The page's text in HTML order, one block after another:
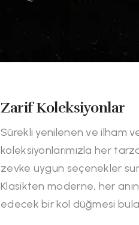
Zarif Koleksiyonlar
Sürekli yenilenen ve ilham
koleksiyonlarımızla her
zevke uygun seçenekler
Klasikten moderne, her
edecek bir kol düğmesi